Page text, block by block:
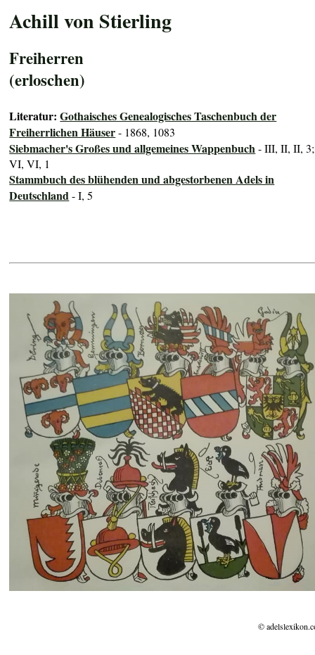
Achill von Stierling
Freiherren
(erloschen)
Literatur:Gothaisches Genealogisches Taschenbuch der
Freiherrlichen Häuser- 1868, 1083
Siebmacher's Großes und allgemeines Wappenbuch- III, II, II, 3;
VI, VI, 1
Stammbuch des blühenden und abgestorbenen Adels in
Deutschland- I, 5
©